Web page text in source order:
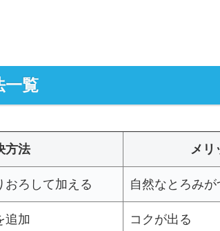
一覧
方法 メリ
おろして加える 自然なとろみが
追加 コクが出る